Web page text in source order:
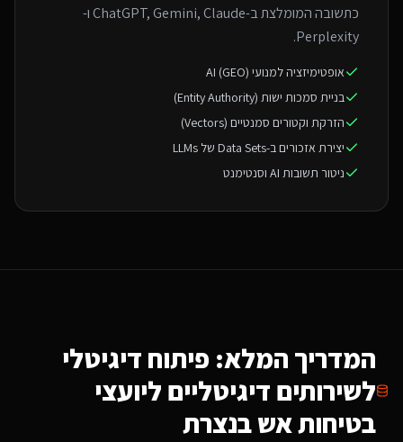
כתשובה המומלצת ב-ChatGPT, Gemini, Claude ו-
Perplexity.
אופטימיזציה למנועי AI (GEO)
בניית סמכות ישות (Entity Authority)
הזרקת וקטורים סמנטיים (Vectors)
יצירת אזכורים ב-Data Sets של LLMs
ניטור תשובות AI וסנטימנט
המדריך המלא: פיתוח דיגיטלי
לשירותים דיגיטליים ליועצי
בטיחות אשבנצרת